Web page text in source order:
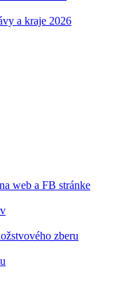
a kraje 2026
web a FB stránke
zberu